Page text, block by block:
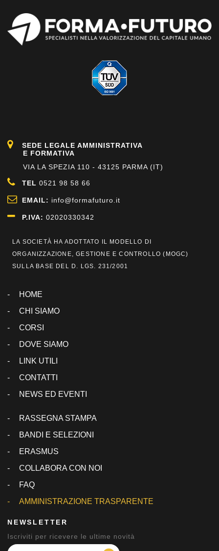
SEDE LEGALE AMMINISTRATIVA
E FORMATIVA
VIA LA SPEZIA 110 - 43125 PARMA (IT)
TEL 0521 98 58 66
EMAIL: info@formafuturo.it
P.IVA: 02020330342
LA SOCIETÀ HA ADOTTATO IL MODELLO DI
ORGANIZZAZIONE, GESTIONE E CONTROLLO ( MOGC)
SULLA BASE DEL D. LGS. 231/2001
HOME
CHI SIAMO
CORSI
DOVE SIAMO
LINK UTILI
CONTATTI
NEWS ED EVENTI
RASSEGNA STAMPA
BANDI E SELEZIONI
ERASMUS
COLLABORA CON NOI
FAQ
AMMINISTRAZIONE TRASPARENTE
NEWSLETTER
Iscriviti per ricevere le ultime novità